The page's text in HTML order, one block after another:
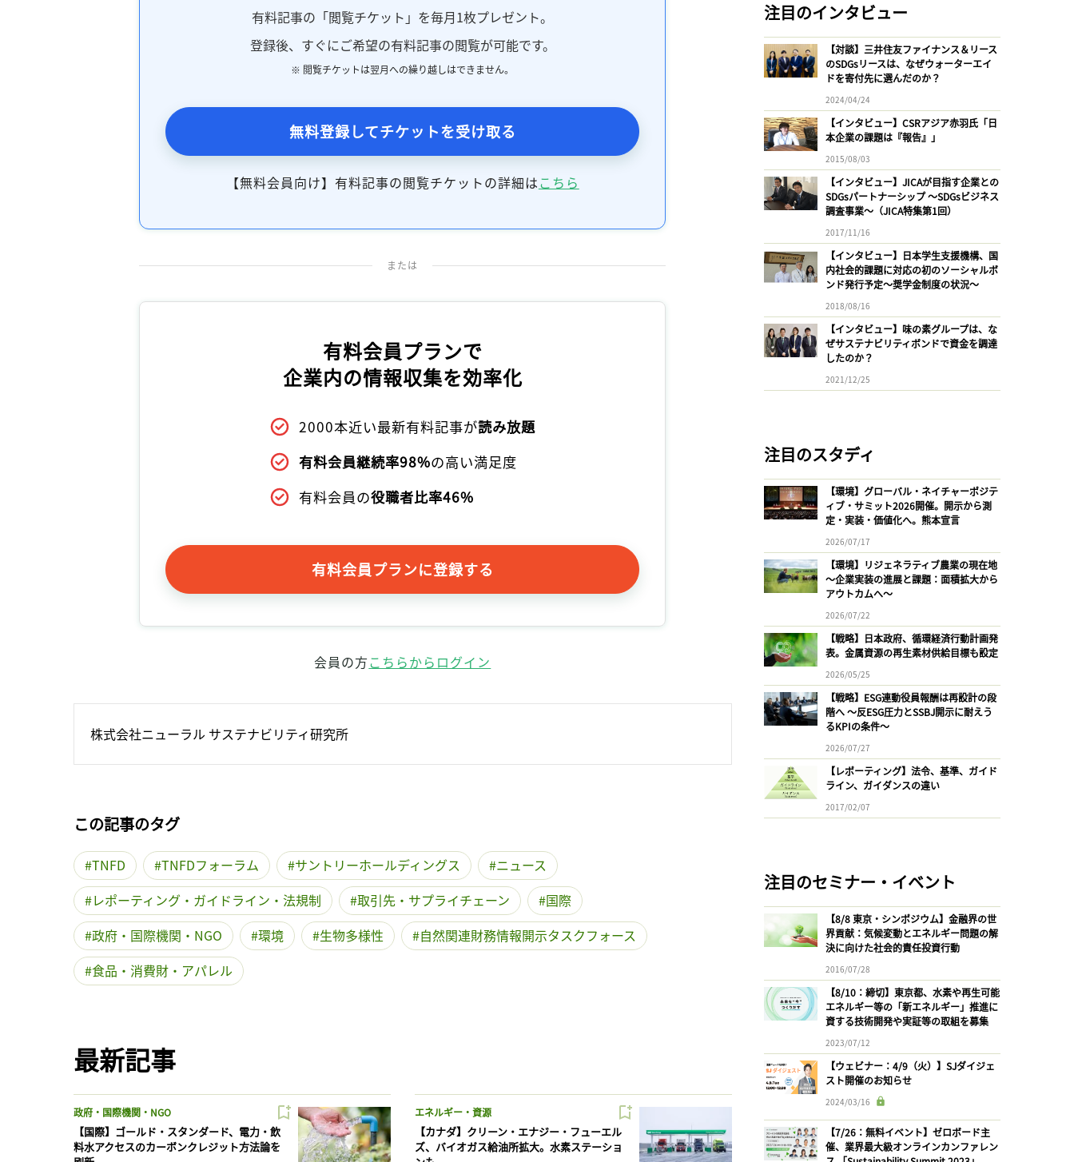
有料記事の「閲覧チケット」を毎月1枚プレゼント。
登録後、すぐにご希望の有料記事の閲覧が可能です。
※ 閲覧チケットは翌月への繰り越しはできません。
無料登録してチケットを受け取る
【無料会員向け】有料記事の閲覧チケットの詳細はこちら
または
有料会員プランで
企業内の情報収集を効率化
2000本近い最新有料記事が読み放題
有料会員継続率98%の高い満足度
有料会員の役職者比率46%
有料会員プランに登録する
会員の方こちらからログイン
株式会社ニューラル サステナビリティ研究所
この記事のタグ
TNFD TNFDフォーラム サントリーホールディングス
ニュース
レポーティング・ガイドライン・法規制
取引先・サプライチェーン
国際
政府・国際機関・NGO
環境 生物多様性
自然関連財務情報開示タスクフォース
食品・消費財・アパレル
最新記事
政府・国際機関・NGO
【国際】ゴールド・スタンダード、電力・飲
料水アクセスのカーボンクレジット方法論を
エネルギー・資源
【カナダ】クリーン・エナジー・フューエル
ズ、バイオガス給油所拡大。水素ステーショ
注目のインタビュー
【対談】三井住友ファイナンス＆リース
のSDGsリースは、なぜウォーターエイ
ドを寄付先に選んだのか？
2024/04/24
【インタビュー】CSRアジア赤羽氏「日
本企業の課題は『報告』」
2015/08/03
【インタビュー】JICAが目指す企業との
SDGsパートナーシップ 〜SDGsビジネス
調査事業〜（JICA特集第1回）
2017/11/16
【インタビュー】日本学生支援機構、国
内社会的課題に対応の初のソーシャルボ
ンド発行予定〜奨学金制度の状況〜
2018/08/16
【インタビュー】味の素グループは、な
ぜサステナビリティボンドで資金を調達
したのか？
2021/12/25
注目のスタディ
【環境】グローバル・ネイチャーポジテ
ィブ・サミット2026開催。開示から測
定・実装・価値化へ。熊本宣言
2026/07/17
【環境】リジェネラティブ農業の現在地
〜企業実装の進展と課題：面積拡大から
アウトカムへ〜
2026/07/22
【戦略】日本政府、循環経済行動計画発
表。金属資源の再生素材供給目標も設定
2026/05/25
【戦略】ESG連動役員報酬は再設計の段
階へ 〜反ESG圧力とSSBJ開示に耐えう
るKPIの条件〜
2026/07/27
【レポーティング】法令、基準、ガイド
ライン、ガイダンスの違い
2017/02/07
注目のセミナー・イベント
【8/8 東京・シンポジウム】金融界の世
界貢献：気候変動とエネルギー問題の解
決に向けた社会的責任投資行動
2016/07/28
【8/10：締切】東京都、水素や再生可能
エネルギー等の「新エネルギー」推進に
資する技術開発や実証等の取組を募集
2023/07/12
【ウェビナー：4/9（火）】SJダイジェ
スト開催のお知らせ
2024/03/16
【7/26：無料イベント】ゼロボード主
催、業界最大級オンラインカンファレン
ログインが必要です
ログイン